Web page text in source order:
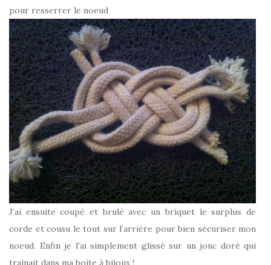
pour resserrer le noeud
J’ai ensuite coupé et brulé avec un briquet le surplus de
corde et cousu le tout sur l’arrière pour bien sécuriser mon
noeud. Enfin je l’ai simplement glissé sur un jonc doré qui
trainait dans ma boite à bijoux !